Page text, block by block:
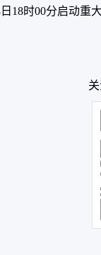
日18时00分启动重